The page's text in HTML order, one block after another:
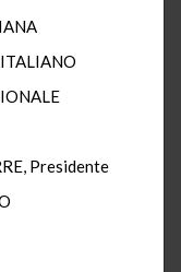
Presidente